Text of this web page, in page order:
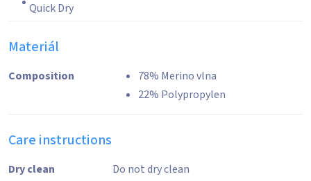
Quick Dry
Materiál
Composition
78% Merino vlna
22% Polypropylen
Care instructions
Dry clean
Do not dry clean